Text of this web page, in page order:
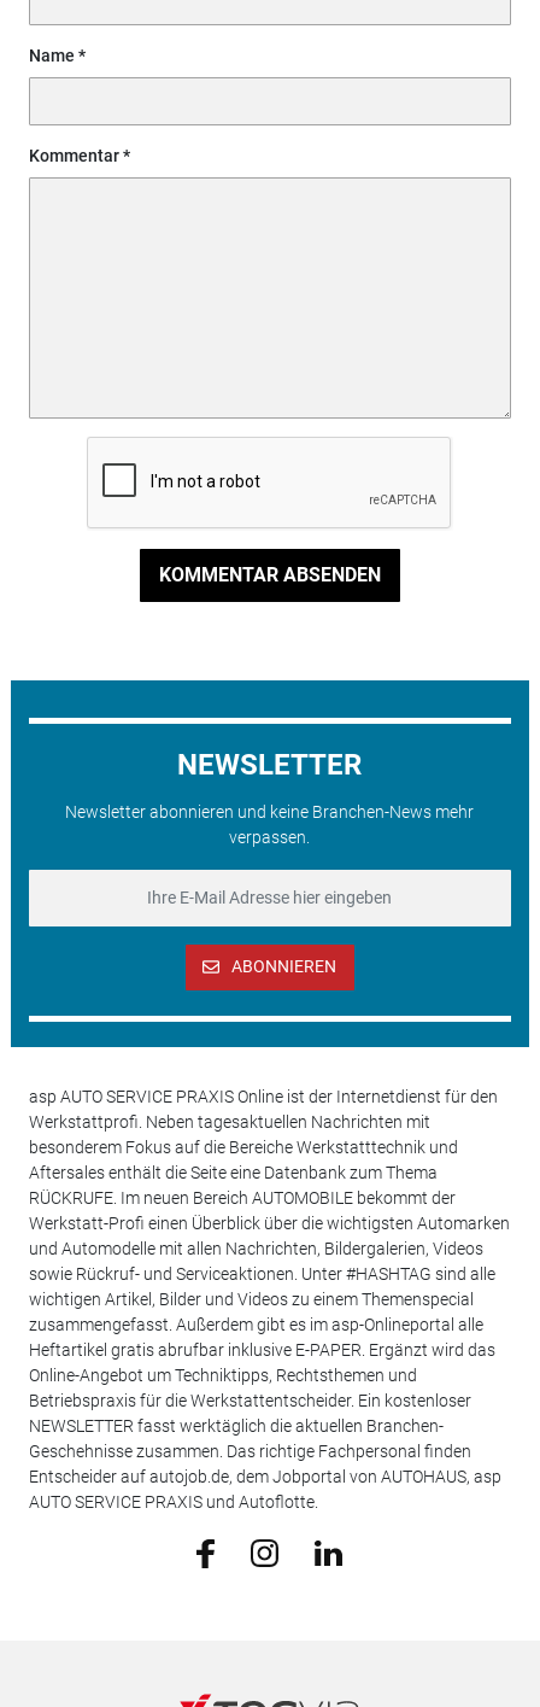
Name
Kommentar
KOMMENTAR ABSENDEN
NEWSLETTER
Newsletter abonnieren und keine Branchen-News mehr
verpassen.
ABONNIEREN
asp AUTO SERVICE PRAXIS Online ist der Internetdienst für den
Werkstattprofi. Neben tagesaktuellen Nachrichten mit
besonderem Fokus auf die Bereiche Werkstatttechnik und
Aftersales enthält die Seite eine Datenbank zum Thema
RÜCKRUFE. Im neuen Bereich AUTOMOBILE bekommt der
Werkstatt-Profi einen Überblick über die wichtigsten Automarken
und Automodelle mit allen Nachrichten, Bildergalerien, Videos
sowie Rückruf- und Serviceaktionen. Unter #HASHTAG sind alle
wichtigen Artikel, Bilder und Videos zu einem Themenspecial
zusammengefasst. Außerdem gibt es im asp-Onlineportal alle
Heftartikel gratis abrufbar inklusive E-PAPER. Ergänzt wird das
Online-Angebot um Techniktipps, Rechtsthemen und
Betriebspraxis für die Werkstattentscheider. Ein kostenloser
NEWSLETTER fasst werktäglich die aktuellen Branchen-
Geschehnisse zusammen. Das richtige Fachpersonal finden
Entscheider auf autojob.de, dem Jobportal von AUTOHAUS, asp
AUTO SERVICE PRAXIS und Autoflotte.